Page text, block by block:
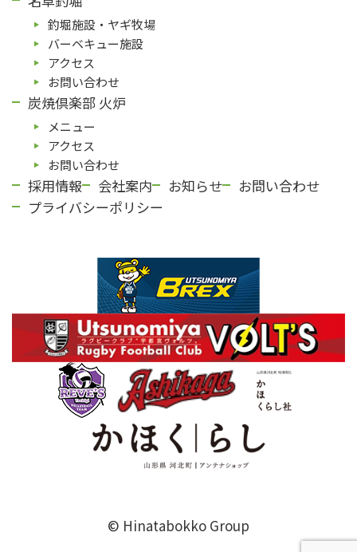
釣堀施設・ヤギ牧場
バーベキュー施設
アクセス
お問い合わせ
炭焼倶楽部 火炉
メニュー
アクセス
お問い合わせ
採用情報 会社案内 お知らせ
お問い合わせ
プライバシーポリシー
© Hinatabokko Group